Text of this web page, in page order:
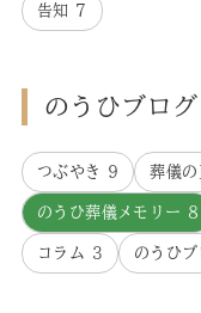
告知 7
のうひブログ
つぶやき 9 葬儀の
のうひ葬儀メモリー 8
コラム 3 のうひブ